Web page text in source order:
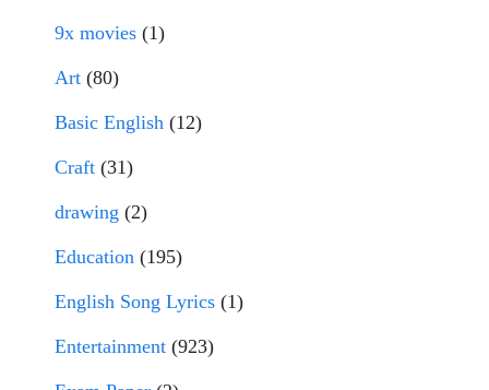
9x movies (1)
Art (80)
Basic English (12)
Craft (31)
drawing (2)
Education (195)
English Song Lyrics (1)
Entertainment (923)